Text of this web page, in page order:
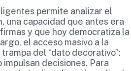
permite analizar el
una capacidad que antes era
y que hoy democratiza la
el acceso masivo a la
del “dato decorativo”:
decisiones. Para